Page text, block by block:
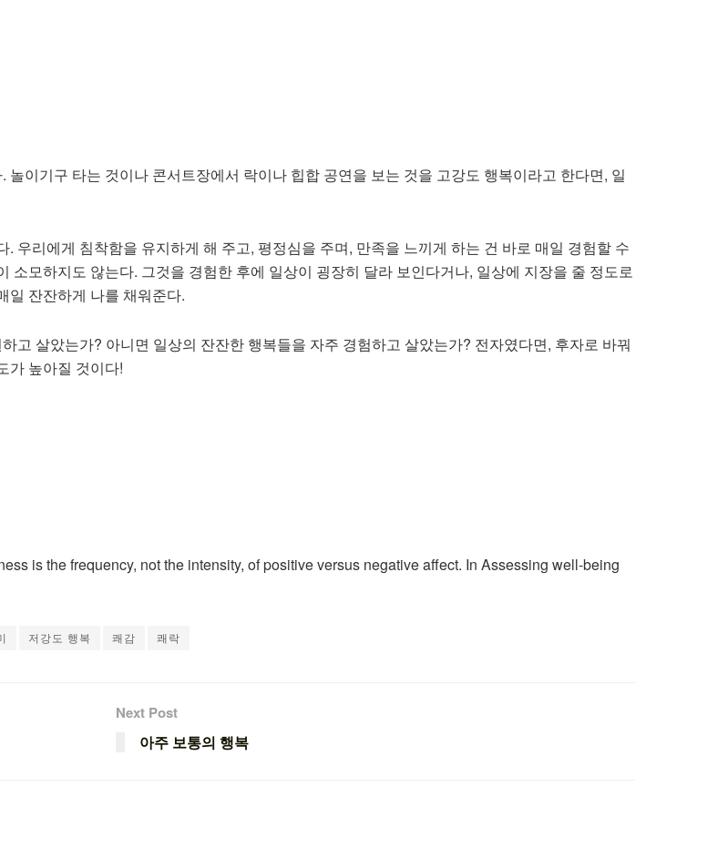
이기구 타는 것이나 콘서트장에서 락이나 힙합 공연을 보는 것을 고강도 행복이라고 한다면, 일
우리에게 침착함을 유지하게 해 주고, 평정심을 주며, 만족을 느끼게 하는 건 바로 매일 경험할 수
소모하지도 않는다. 그것을 경험한 후에 일상이 굉장히 달라 보인다거나, 일상에 지장을 줄 정도로
일 잔잔하게 나를 채워준다.
고 살았는가? 아니면 일상의 잔잔한 행복들을 자주 경험하고 살았는가? 전자였다면, 후자로 바꿔
가 높아질 것이다!
is the frequency, not the intensity, of positive versus negative affect. In Assessing well-being
저강도 행복 쾌감 쾌락
Next Post
아주 보통의 행복